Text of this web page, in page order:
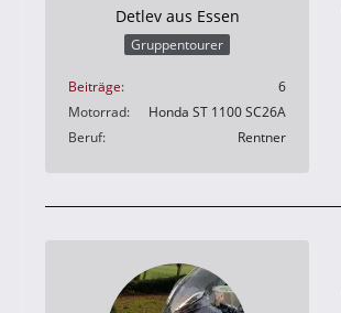
Detlev aus Essen
Gruppentourer
Beiträge
6
Motorrad
Honda ST 1100 SC26A
Beruf
Rentner